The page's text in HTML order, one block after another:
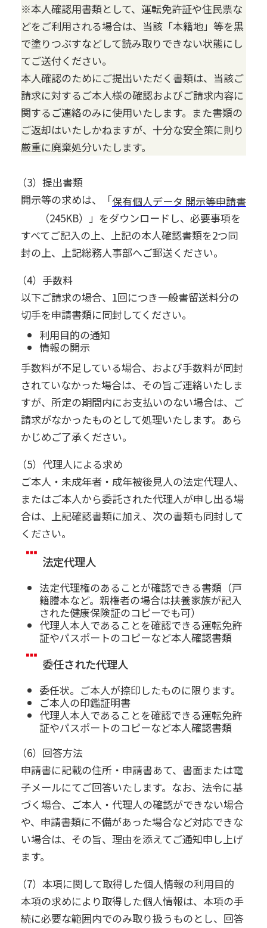
※本人確認用書類として、運転免許証や住民票な
どをご利用される場合は、当該「本籍地」等を黒
で塗りつぶすなどして読み取りできない状態にし
てご送付ください。
本人確認のためにご提出いただく書類は、当該ご
請求に対するご本人様の確認およびご請求内容に
関するご連絡のみに使用いたします。また書類の
ご返却はいたしかねますが、十分な安全策に則り
厳重に廃棄処分いたします。
（3）提出書類
開示等の求めは、「保有個人データ 開示等申請書
（245KB）」をダウンロードし、必要事項を
すべてご記入の上、上記の本人確認書類を2つ同
封の上、上記総務人事部へご郵送ください。
（4）手数料
以下ご請求の場合、1回につき一般書留送料分の
切手を申請書類に同封してください。
利用目的の通知
情報の開示
手数料が不足している場合、および手数料が同封
されていなかった場合は、その旨ご連絡いたしま
すが、所定の期間内にお支払いのない場合は、ご
請求がなかったものとして処理いたします。あら
かじめご了承ください。
（5）代理人による求め
ご本人・未成年者・成年被後見人の法定代理人、
またはご本人から委託された代理人が申し出る場
合は、上記確認書類に加え、次の書類も同封して
ください。
法定代理人
法定代理権のあることが確認できる書類（戸
籍謄本など。親権者の場合は扶養家族が記入
された健康保険証のコピーでも可）
代理人本人であることを確認できる運転免許
証やパスポートのコピーなど本人確認書類
委任された代理人
委任状。ご本人が捺印したものに限ります。
ご本人の印鑑証明書
代理人本人であることを確認できる運転免許
証やパスポートのコピーなど本人確認書類
（6）回答方法
申請書に記載の住所・申請書あて、書面または電
子メールにてご回答いたします。なお、法令に基
づく場合、ご本人・代理人の確認ができない場合
や、申請書類に不備があった場合など対応できな
い場合は、その旨、理由を添えてご通知申し上げ
ます。
（7）本項に関して取得した個人情報の利用目的
本項の求めにより取得した個人情報は、本項の手
続に必要な範囲内でのみ取り扱うものとし、回答